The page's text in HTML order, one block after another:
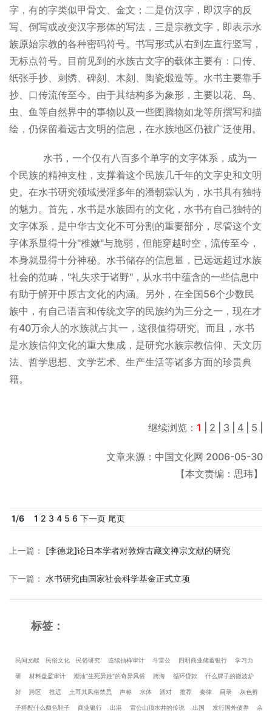
字，有的字类似甲骨文、金文；二是仿汉字，即汉字的反
写、倒写或改变汉字形体的写法，三是宗教文字，即表示水
族原始宗教的各种密码符号。书写形式从右到左直行竖写，
无标点符号。目前见到的水族古文字的载体主要有：口传、
纸张手抄、刺绣、碑刻、木刻、陶瓷煅造等。水书主要靠手
抄、口传流传至今。由于其结构多为象形，主要以花、鸟、
虫、鱼等自然界中的事物以及一些图腾物如龙等所撰写和描
绘，仍保留着远古文明的信息，在水族地区仍被广泛使用。
水书，一个仅有八百多个单字的文字体系，成为一
个民族的精神支柱，支撑着这个民族几千年的文字史和文明
史。在水书研究领域浸淫多年的潘朝霖认为，水书具有独特
的魅力。首先，水书是水族固有的文化，水书有自己独特的
文字体系，是中华古文化不可分割的重要部分，尽管这个文
字体系显得十分"稚嫩"与脆弱，但能穿越时空，流传至今，
本身就显得十分神秘。水书储存的信息量，已远远超过水族
社会的范畴，"礼失求于诸野"，从水书中蕴含的一些信息中
有助于解开中原古文化的内涵。另外，在全国56个少数民
族中，有自己语言和传统文字的民族约为三分之一，现在才
有40万余人的水族就占其一，这很值得研究。而且，水书
是水族信仰文化的重大集成，是研究水族宗教信仰、天文历
法、哲学思想、文学艺术、生产生活等诸多方面的珍贵典
籍。
继续浏览： 1 2 3 4 5
文章来源：中国文化网 2006-05-30
【本文责编：思玮】
1/6 1 2 3 4 5 6 下一页 尾页
上一篇 ： [李德龙]论日本学者对敦煌古藏文禅宗文献的研究
下一篇 ： 水书研究由国家社会科学基金正式立项
标签：
民间文献 民俗文化 民俗研究 连续抽样审计 斗雷公 四明商业储蓄银行 学习力
研 材料盘盈审计 潮汕“生死异姓”的奇异风俗 跨海 循环贷款 什么牌子的微波炉
好 跨区 推迟 土耳其风俗禁忌 声称 水体 派对 推荐 秦律 目录 灰色裤
子搭配什么颜色鞋子 商业银行 出港 雷公山顶水井的传说 出国 发行国外债券 余